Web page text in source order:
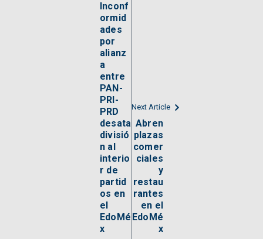
Inconf
ormid
ades
por
alianz
a
entre
PAN-
PRI-
PRD
desata
divisió
n al
interio
r de
partid
os en
el
EdoMé
x
Next Article
Abren
plazas
comer
ciales
y
restau
rantes
en el
EdoMé
x